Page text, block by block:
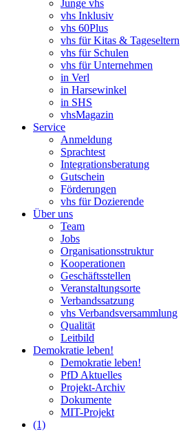
Junge vhs
vhs Inklusiv
vhs 60Plus
vhs für Kitas & Tageseltern
vhs für Schulen
vhs für Unternehmen
in Verl
in Harsewinkel
in SHS
vhsMagazin
Service
Anmeldung
Sprachtest
Integrationsberatung
Gutschein
Förderungen
vhs für Dozierende
Über uns
Team
Jobs
Organisationsstruktur
Kooperationen
Geschäftsstellen
Veranstaltungsorte
Verbandssatzung
vhs Verbandsversammlung
Qualität
Leitbild
Demokratie leben!
Demokratie leben!
PfD Aktuelles
Projekt-Archiv
Dokumente
MIT-Projekt
(1)